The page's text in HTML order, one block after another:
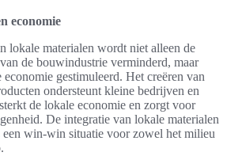
economie
lokale materialen wordt niet alleen de
de bouwindustrie verminderd, maar
gestimuleerd. Het creëren van
ondersteunt kleine bedrijven en
de lokale economie en zorgt voor
De integratie van lokale materialen
win-win situatie voor zowel het milieu